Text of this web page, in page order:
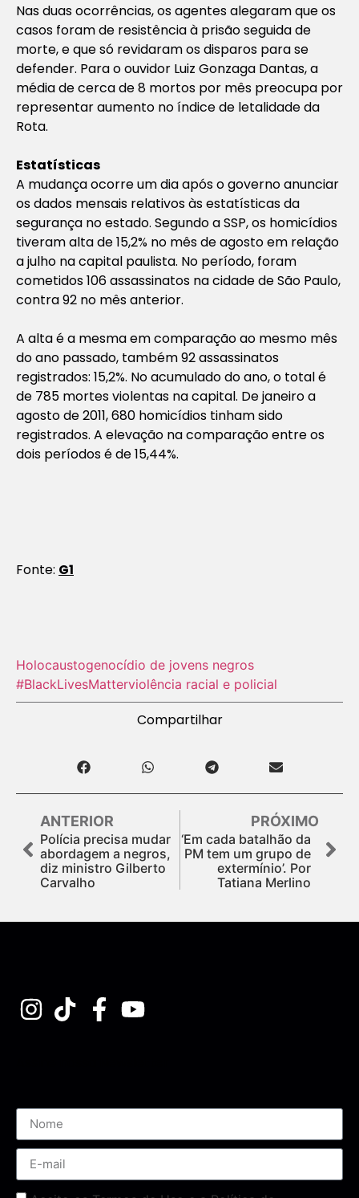
Nas duas ocorrências, os agentes alegaram que os
casos foram de resistência à prisão seguida de
morte, e que só revidaram os disparos para se
defender. Para o ouvidor Luiz Gonzaga Dantas, a
média de cerca de 8 mortos por mês preocupa por
representar aumento no índice de letalidade da
Rota.
Estatísticas
A mudança ocorre um dia após o governo anunciar
os dados mensais relativos às estatísticas da
segurança no estado. Segundo a SSP, os homicídios
tiveram alta de 15,2% no mês de agosto em relação
a julho na capital paulista. No período, foram
cometidos 106 assassinatos na cidade de São Paulo,
contra 92 no mês anterior.
A alta é a mesma em comparação ao mesmo mês
do ano passado, também 92 assassinatos
registrados: 15,2%. No acumulado do ano, o total é
de 785 mortes violentas na capital. De janeiro a
agosto de 2011, 680 homicídios tinham sido
registrados. A elevação na comparação entre os
dois períodos é de 15,44%.
Fonte: G1
Holocausto‬genocídio de jovens negros
#BlackLivesMatterviolência racial e policial
Compartilhar
ANTERIOR
Polícia precisa mudar
abordagem a negros,
diz ministro Gilberto
Carvalho
PRÓXIMO
‘Em cada batalhão da
PM tem um grupo de
extermínio’. Por
Tatiana Merlino